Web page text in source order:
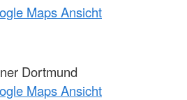
Maps Ansicht
Dortmund
Maps Ansicht